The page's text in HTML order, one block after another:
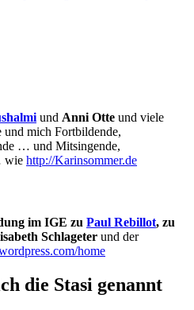
und Anni Otte und viele
und mich Fortbildende,
… und Mitsingende,
wie http://Karinsommer.de
im IGE zu Paul Rebillot, zu
Schlageter und der
home
die Stasi genannt